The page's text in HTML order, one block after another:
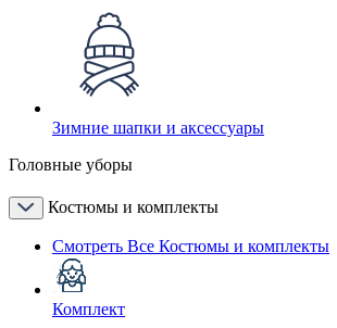
Зимние шапки и аксессуары
Головные уборы
Костюмы и комплекты
Смотреть Все Костюмы и комплекты
Комплект